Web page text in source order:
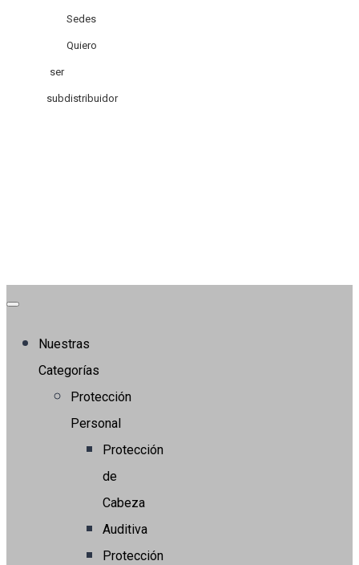
Sedes
Quiero
ser
subdistribuidor
Nuestras
Categorías
Protección
Personal
Protección
de
Cabeza
Auditiva
Protección